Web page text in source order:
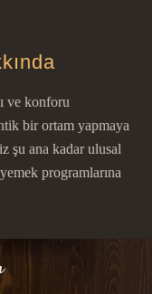
ve konforu
bir ortam yapmaya
şu ana kadar ulusal
programlarına